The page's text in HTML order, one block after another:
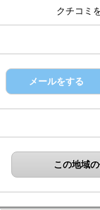
クチコミ
メールをする
この地域